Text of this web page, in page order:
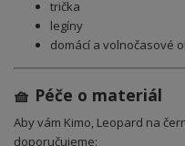
trička
legíny
domácí a volnočasové
🧺 Péče o materiál
Aby vám Kimo, Leopard na
doporučujeme: